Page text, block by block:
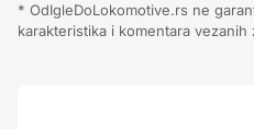
* OdIgleDoLokomotive.rs ne
karakteristika i komentara